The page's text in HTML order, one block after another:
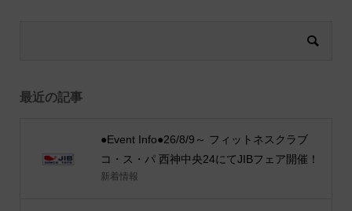
最近の記事
●Event Info●26/8/9～ フィットネスクラブ
コ・ス・パ 西神中央24にてJIBフェア開催！
新着情報